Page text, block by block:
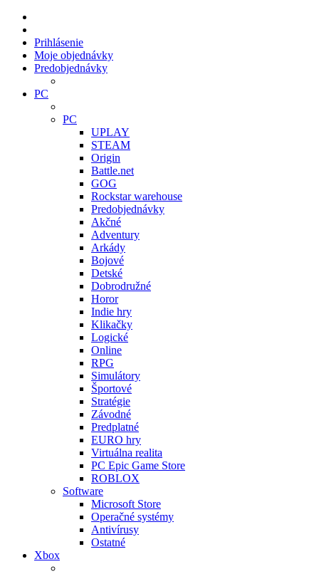
Prihlásenie
Moje objednávky
Predobjednávky
PC
PC
UPLAY
STEAM
Origin
Battle.net
GOG
Rockstar warehouse
Predobjednávky
Akčné
Adventury
Arkády
Bojové
Detské
Dobrodružné
Horor
Indie hry
Klikačky
Logické
Online
RPG
Simulátory
Športové
Stratégie
Závodné
Predplatné
EURO hry
Virtuálna realita
PC Epic Game Store
ROBLOX
Software
Microsoft Store
Operačné systémy
Antivírusy
Ostatné
Xbox